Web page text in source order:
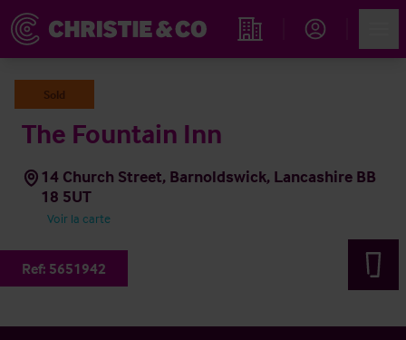
Rechercher un hôtel
Sold
The Fountain Inn
14 Church Street, Barnoldswick, Lancashire BB
18 5UT
Voir la carte
Ref: 5651942